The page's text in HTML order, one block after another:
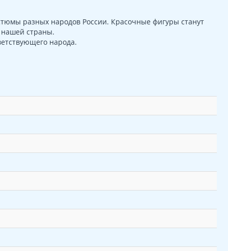
разных народов России. Красочные фигуры станут
нашей страны.
народа.